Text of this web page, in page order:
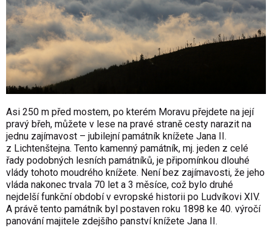
Asi 250 m před mostem, po kterém Moravu přejdete na její
pravý břeh, můžete v lese na pravé straně cesty narazit na
jednu zajímavost – jubilejní památník knížete Jana II.
z Lichtenštejna. Tento kamenný památník, mj. jeden z celé
řady podobných lesních památníků, je připomínkou dlouhé
vlády tohoto moudrého knížete. Není bez zajímavosti, že jeho
vláda nakonec trvala 70 let a 3 měsíce, což bylo druhé
nejdelší funkční období v evropské historii po Ludvíkovi XIV.
A právě tento památník byl postaven roku 1898 ke 40. výročí
panování majitele zdejšího panství knížete Jana II.